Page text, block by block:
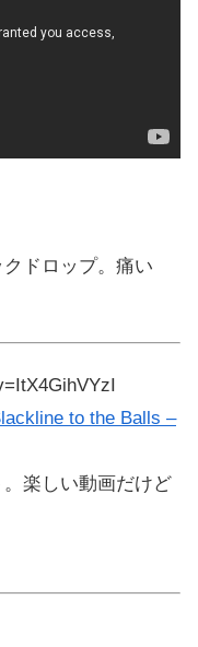
ドロップ。痛い
to the Balls –
楽しい動画だけど